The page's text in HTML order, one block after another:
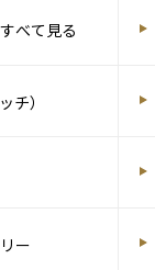
べて見る
チ）
ー